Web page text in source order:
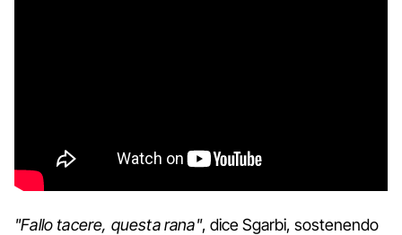
"Fallo tacere, questa rana", dice Sgarbi, sostenendo